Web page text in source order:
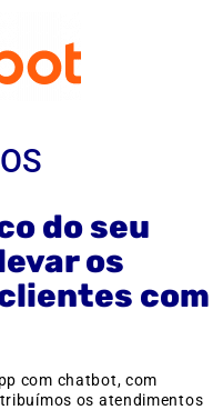
do seu
os
com
com chatbot, com
os atendimentos